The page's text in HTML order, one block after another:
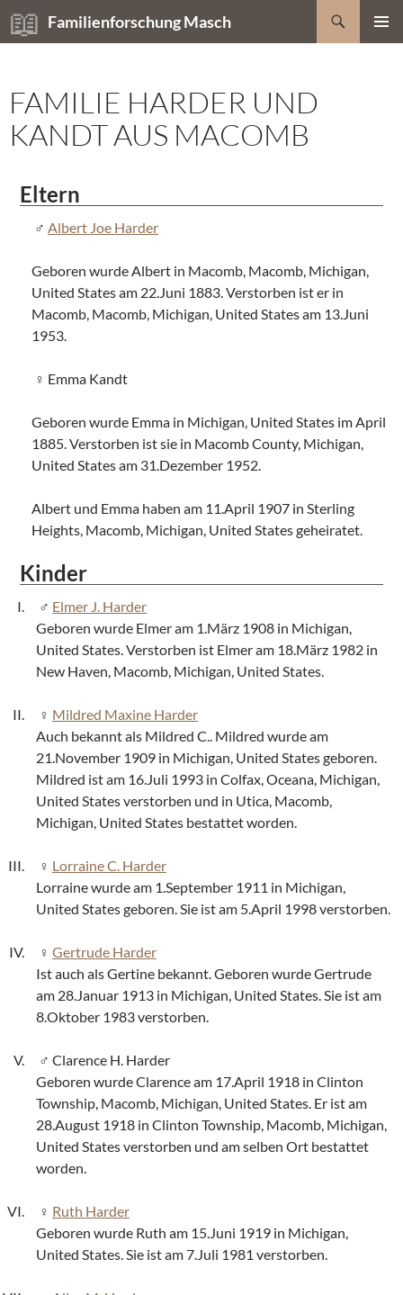
Zum
Inhalt
Familienforschung Masch
Suchen
FAMILIE HARDER UND
KANDT AUS MACOMB
Eltern
Albert Joe Harder
Geboren wurde Albert in Macomb, Macomb, Michigan,
United States am 22.Juni 1883. Verstorben ist er in
Macomb, Macomb, Michigan, United States am 13.Juni
1953.
Emma Kandt
Geboren wurde Emma in Michigan, United States im April
1885. Verstorben ist sie in Macomb County, Michigan,
United States am 31.Dezember 1952.
Albert und Emma haben am 11.April 1907 in Sterling
Heights, Macomb, Michigan, United States geheiratet.
Kinder
Elmer J. Harder
Geboren wurde Elmer am 1.März 1908 in Michigan,
United States. Verstorben ist Elmer am 18.März 1982 in
New Haven, Macomb, Michigan, United States.
Mildred Maxine Harder
Auch bekannt als Mildred C.. Mildred wurde am
21.November 1909 in Michigan, United States geboren.
Mildred ist am 16.Juli 1993 in Colfax, Oceana, Michigan,
United States verstorben und in Utica, Macomb,
Michigan, United States bestattet worden.
Lorraine C. Harder
Lorraine wurde am 1.September 1911 in Michigan,
United States geboren. Sie ist am 5.April 1998 verstorben.
Gertrude Harder
Ist auch als Gertine bekannt. Geboren wurde Gertrude
am 28.Januar 1913 in Michigan, United States. Sie ist am
8.Oktober 1983 verstorben.
Clarence H. Harder
Geboren wurde Clarence am 17.April 1918 in Clinton
Township, Macomb, Michigan, United States. Er ist am
28.August 1918 in Clinton Township, Macomb, Michigan,
United States verstorben und am selben Ort bestattet
worden.
Ruth Harder
Geboren wurde Ruth am 15.Juni 1919 in Michigan,
United States. Sie ist am 7.Juli 1981 verstorben.